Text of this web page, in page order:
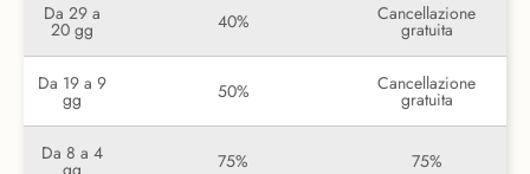
Da 29 a
20 gg 40% Cancellazione
gratuita
Da 19 a 9
gg 50% Cancellazione
gratuita
Da 8 a 4 75% 75%